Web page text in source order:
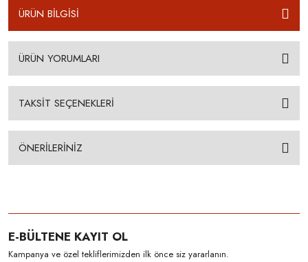
ÜRÜN BİLGİSİ
ÜRÜN YORUMLARI
TAKSİT SEÇENEKLERİ
ÖNERİLERİNİZ
E-BÜLTENE KAYIT OL
Kampanya ve özel tekliflerimizden ilk önce siz yararlanın.